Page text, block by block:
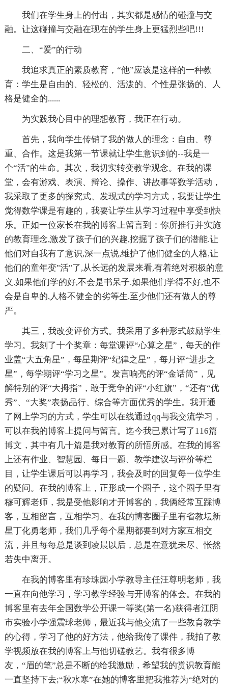
我们在学生身上的付出，其实都是感情的碰撞与交
融。让这碰撞与交融在现在的学生身上更猛烈些吧!!!
二、“爱”的行动
我追求真正的素质教育，“他”应该是这样的一种教
育：学生是自由的、轻松的、活泼的、个性是张扬的、人
格是健全的......
为实践我心目中的理想教育，我正在行动。
首先，我向学生传销了我的做人的理念：自由、尊
重、合作。这是我第一节课就让学生意识到的--我是一
个“活”的生命。其次，我切实转变教学观念。在我的课
堂，会有游戏、表演、辩论、操作、讲故事等数学活动，
我采取了更多的探究式、发现式的学习方式，我要让学生
觉得数学课是有趣的，我要让学生从学习过程中享受到快
乐。正如一位家长在我的博客上留言到：你所推行并实施
的教育理念,激发了孩子们的兴趣,挖掘了孩子们的潜能.让
他们对自我有了意识,深一点说,维护了他们健全的人格,让
他们的童年变"活"了,从长远的发展来看,有着绝对积极的意
义.如果他们学的好,不会是书呆子.如果他们学得不好,也不
会是自卑的,人格不健全的劣等生,至少他们还有做人的尊
严。
其三，我改变评价方式。我采用了多种形式鼓励学生
学习。我刻了十个奖章：每堂课评“心算之星”，每天的作
业盖“大五角星”，每星期评“纪律之星”，每月评“进步之
星”，每学期评“学习之星”。发言响亮的评“金话筒”，见
解特别的评“大拇指”，敢于竞争的评“小红旗”，“还有“优
秀”、“大奖”表扬品行、综合等方面优秀的学生。我开通
了网上学习的方式，学生可以在线通过qq与我交流学习，
可以在我的博客上提问与留言。迄今我已累计写了116篇
博文，其中有几十篇是我对教育的所悟所感。在我的博客
上还有作业、智慧园、每日一题、教学建议与评价等栏
目，让学生课后可以再学习，我会及时的回复每一位学生
的疑问。在我的博客上，正形成一个圈子，这个圈子里有
穆可辉老师，我是受他影响才开博客的，我俩经常互踩博
客，互相留言，互相学习。在我的博客圈子里有省教坛新
星丁化勇老师，我们几乎每个星期都要到对方家互相交
流，并且每每总是谈到凌晨以后，总是在意犹未尽、怅然
若失中离开。
在我的博客里有珍珠园小学教导主任汪尊明老师，我
一直在向他学习，学习教学经验与开博客的体会。在我的
博客里有去年全国数学公开课一等奖(第一名)获得者江阴
市实验小学强震球老师，最近我与他交流了一些教育教学
的心得，学习了他的好方法，他给我传了课件，我拍了教
学视频放在我的博客上与他切磋教艺。我有很多博
友，“眉的笔”总是不断的给我激励，希望我的赏识教育能
一直坚持下去;“秋水寒”在她的博客里把我推荐为“绝对的